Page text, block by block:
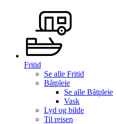
Fritid
Se alle Fritid
Båtpleie
Se alle Båtpleie
Vask
Lyd og bilde
Til reisen